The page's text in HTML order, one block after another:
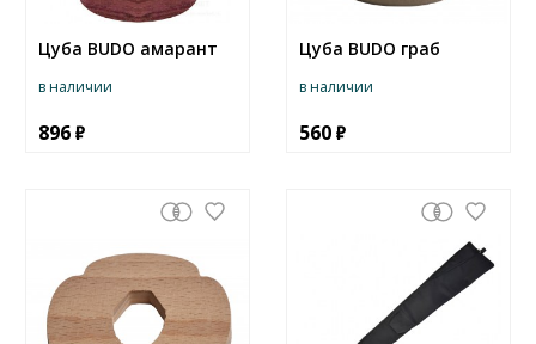
Цуба BUDO амарант
в наличии
896
Цуба BUDO граб
в наличии
560